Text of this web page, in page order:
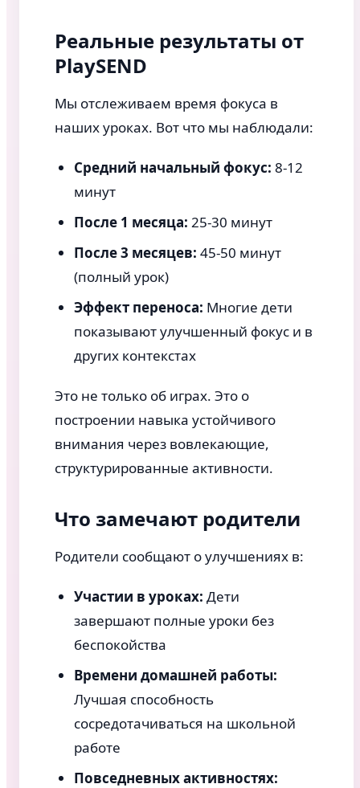
Реальные результаты от
PlaySEND
Мы отслеживаем время фокуса в
наших уроках. Вот что мы наблюдали:
Средний начальный фокус: 8-12
минут
После 1 месяца: 25-30 минут
После 3 месяцев: 45-50 минут
(полный урок)
Эффект переноса: Многие дети
показывают улучшенный фокус и в
других контекстах
Это не только об играх. Это о
построении навыка устойчивого
внимания через вовлекающие,
структурированные активности.
Что замечают родители
Родители сообщают о улучшениях в:
Участии в уроках: Дети
завершают полные уроки без
беспокойства
Времени домашней работы:
Лучшая способность
сосредотачиваться на школьной
работе
Повседневных активностях: